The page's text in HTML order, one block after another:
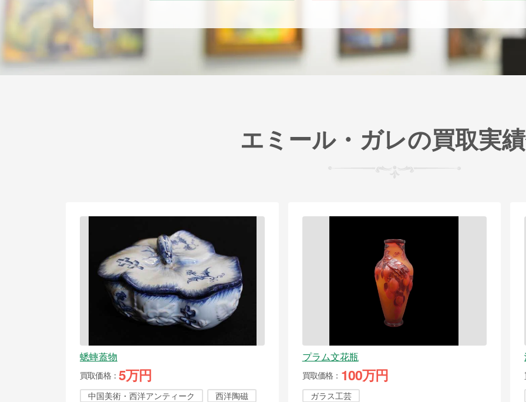
エミール・ガレの買取実
蟋蟀蓋物
買取価格 5万円
中国美術・西洋アンティーク 西洋陶磁
プラム文花瓶
買取価格 100万円
ガラス工芸